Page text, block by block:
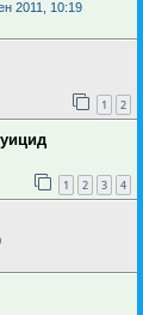
2011, 10:19
1 2
1 2 3 4